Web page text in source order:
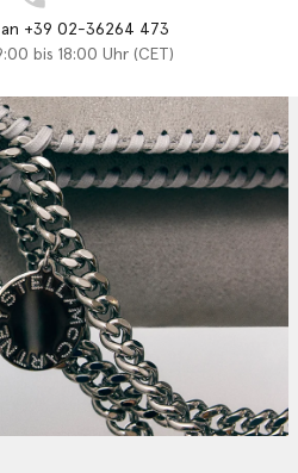
an +39 02-36264 473
bis 18:00 Uhr (CET)